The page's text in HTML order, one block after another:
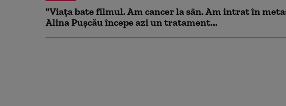
"Viața bate filmul. Am cancer la sân. Am intrat în
Alina Pușcău începe azi un tratament...